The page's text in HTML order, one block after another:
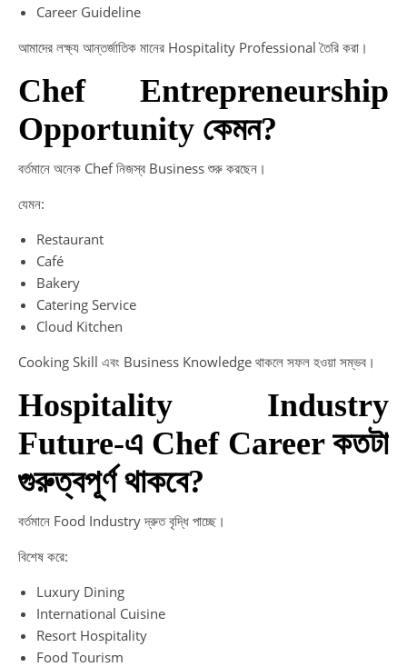
Career Guideline
আমাদের লক্ষ্য আন্তর্জাতিক মানের Hospitality Professional তৈরি করা।
Chef Entrepreneurship
Opportunity কেমন?
বর্তমানে অনেক Chef নিজস্ব Business শুরু করছেন।
যেমন:
Restaurant
Café
Bakery
Catering Service
Cloud Kitchen
Cooking Skill এবং Business Knowledge থাকলে সফল হওয়া সম্ভব।
Hospitality Industry
Future-এ Chef Career কতটা
গুরুত্বপূর্ণ থাকবে?
বর্তমানে Food Industry দ্রুত বৃদ্ধি পাচ্ছে।
বিশেষ করে:
Luxury Dining
International Cuisine
Resort Hospitality
Food Tourism